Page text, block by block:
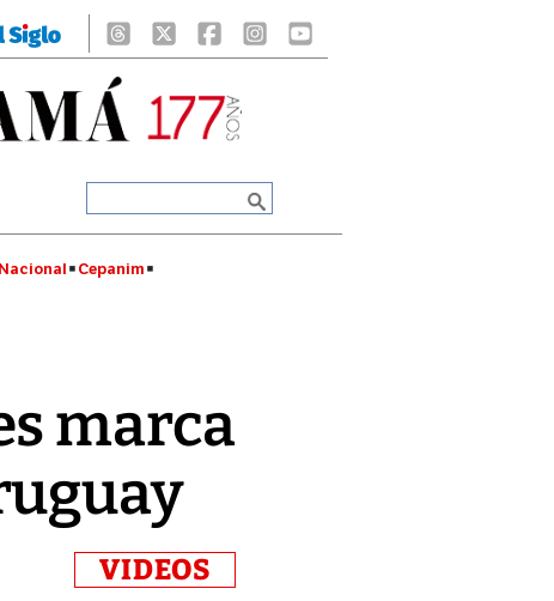
Cepanim
marca
VIDEOS